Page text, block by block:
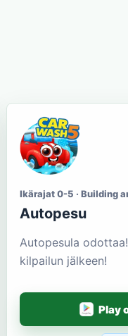
Ikärajat 0-5 · Building
Autopesu
Autopesula
kilpailun jälkeen!
Play